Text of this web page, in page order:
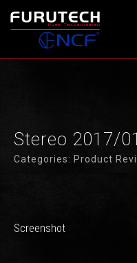
ス
Stereo 2017/
Categories: Product
Screenshot